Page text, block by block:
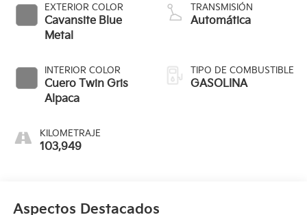
EXTERIOR COLOR
Cavansite Blue
Metal
INTERIOR COLOR
Cuero Twin Gris
Alpaca
KILOMETRAJE
103,949
TRANSMISIÓN
Automática
TIPO DE COMBUSTIBLE
GASOLINA
Aspectos Destacados